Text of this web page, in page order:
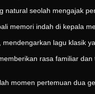
natural seolah mengajak
memori indah di kepala
lagu klasik
rasa familiar dan
momen pertemuan dua